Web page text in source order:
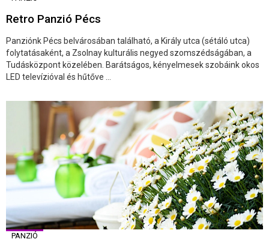
Retro Panzió Pécs
Panziónk Pécs belvárosában található, a Király utca (sétáló utca)
folytatásaként, a Zsolnay kulturális negyed szomszédságában, a
Tudásközpont közelében. Barátságos, kényelmesek szobáink okos
LED televízióval és hűtőve ...
PANZIÓ